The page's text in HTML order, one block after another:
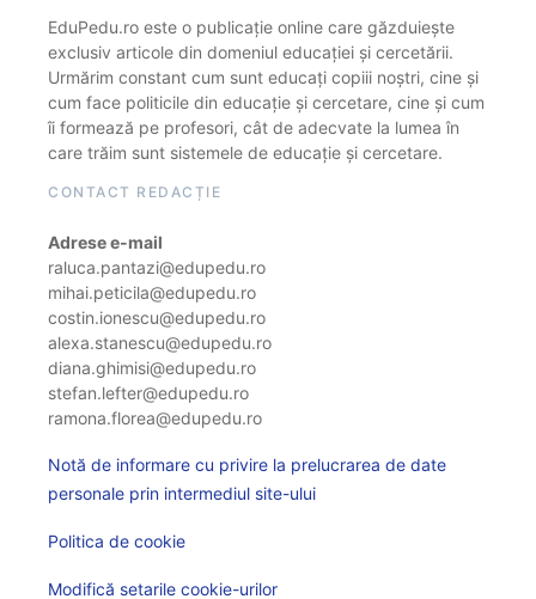
EduPedu.ro este o publicație online care găzduiește
exclusiv articole din domeniul educației și cercetării.
Urmărim constant cum sunt educați copiii noștri, cine și
cum face politicile din educație și cercetare, cine și cum
îi formează pe profesori, cât de adecvate la lumea în
care trăim sunt sistemele de educație și cercetare.
CONTACT REDACȚIE
Adrese e-mail
raluca.pantazi@edupedu.ro
mihai.peticila@edupedu.ro
costin.ionescu@edupedu.ro
alexa.stanescu@edupedu.ro
diana.ghimisi@edupedu.ro
stefan.lefter@edupedu.ro
ramona.florea@edupedu.ro
Notă de informare cu privire la prelucrarea de date
personale prin intermediul site-ului
Politica de cookie
Modifică setarile cookie-urilor